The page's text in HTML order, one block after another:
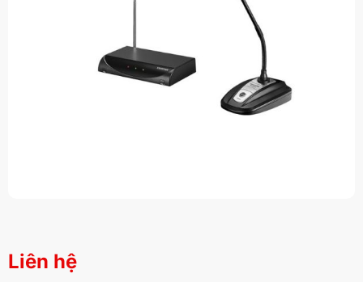
Liên hệ